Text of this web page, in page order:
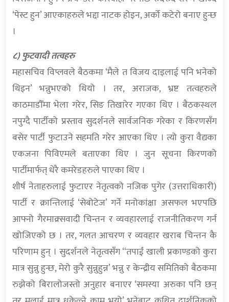
‘पेस्ट हुन’ आएकाहरुले भद्दा नाटक होइन, अर्को कटेरो बनाए हुन्छ
।
८) फुटवादी तत्वहरु
महासचिव विप्लवले बैठकमा ‘मैले त विजय दाइलाई पनि भनेको
थिइन’ भन्नुभएको थियो । तर, अराजक, भ्रष्ट तत्वहरुले
काठमाडौँमा भेला गरेर, सिङ तिखारेर गएका थिए । बैठकस्थल
नपुग्दै पार्टीको प्रस्ताव सुदर्शनले सार्वजनिक गरेका र किरणसँग
बसेर पार्टी फुटाउने सहमति गरेर आएका थिए । त्यो कुरा वैद्यका
एकजना पिविएमले बताएका थिए । जुन सूचना किरणको
पार्टीमार्फत् धेरै कमरेडहरुले पाएका थिए ।
शीर्ष नेताहरुलाई फुटाएर नेतृत्वको नजिक पुगेर (उत्तराधिकारी)
पार्टी र क्रान्तिलाई ‘सेबोटेज’ गर्ने मनोकांक्षा असफल भएपछि
आफ्नो गैरमाक्र्सवादी चिन्तन र व्यवहारलाई राजनीतिकरण गर्न
खोजिएको छ । तर, गलत आचरण र व्यवहार खराब चिन्तन कै
परिणाम हुन् । सुदर्शनले नेतृत्वसँग “तपाईं खाली प्रकाण्डको कुरा
मात्र सुन्नु हुन्छ, मेरो कुरै सुन्नुहुन्न’ भन्नु र केन्द्रीय समितिको बैठकमा
रुझेको बिरालोजस्तो अनुहार बनाएर ‘समस्या अरुका पनि छन्